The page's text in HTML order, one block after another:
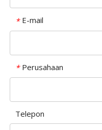
* E-mail
* Perusahaan
Telepon